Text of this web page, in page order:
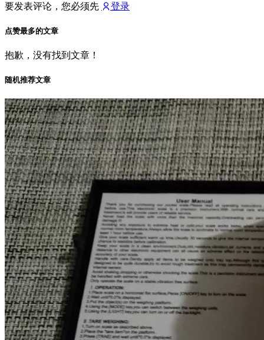
要发表评论，您必须先 登录
点赞最多的文章
抱歉，没有找到文章！
随机推荐文章